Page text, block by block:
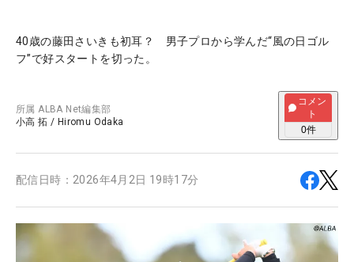
40歳の藤田さいきも初耳？ 男子プロから学んだ“風の日ゴル
フ”で好スタートを切った。
所属ALBA Net編集部
小高 拓 / Hiromu Odaka
コメン
ト
0件
配信日時： 2026年4月2日 19時17分